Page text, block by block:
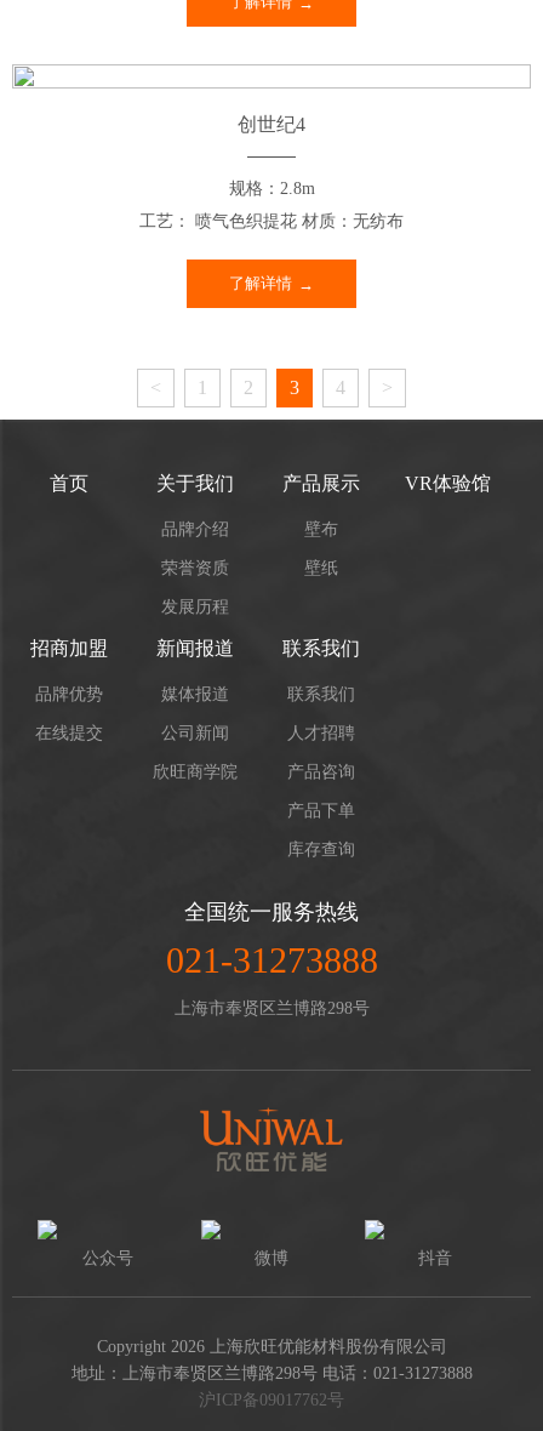
创世纪4
规格：2.8m
工艺： 喷气色织提花 材质：无纺布
了解详情
< 1 2 3 4 >
首页 关于我们
品牌介绍
荣誉资质
发展历程
产品展示
壁布
壁纸
VR体验馆
招商加盟
品牌优势
在线提交
新闻报道
媒体报道
公司新闻
欣旺商学院
联系我们
联系我们
人才招聘
产品咨询
产品下单
库存查询
全国统一服务热线
021-31273888
上海市奉贤区兰博路298号
公众号 微博 抖音
Copyright 2026 上海欣旺优能材料股份有限公司
地址：上海市奉贤区兰博路298号 电话：021-31273888
沪ICP备09017762号